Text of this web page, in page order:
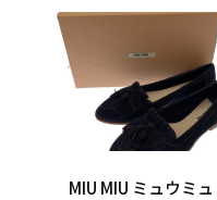
MIU MIU ミュウミュ